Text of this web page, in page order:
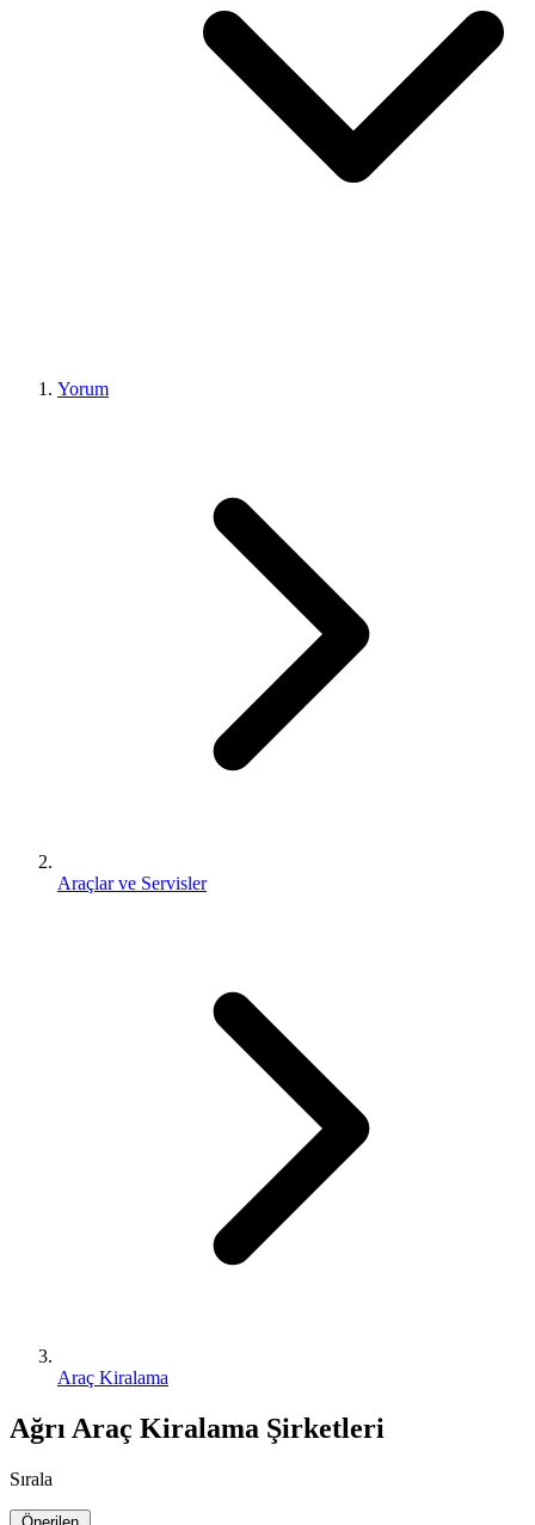
Yorum
Araçlar ve Servisler
Araç Kiralama
Ağrı Araç Kiralama Şirketleri
Sırala